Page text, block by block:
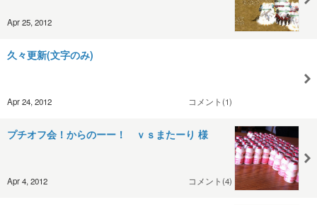
Apr 25, 2012
久々更新(文字のみ)
Apr 24, 2012 コメント(1)
プチオフ会！からのーー！ ｖｓまたーり 様
Apr 4, 2012 コメント(4)